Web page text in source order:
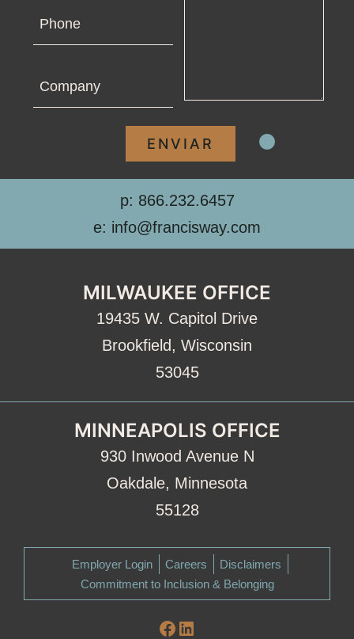
p: 866.232.6457
e: info@francisway.com
MILWAUKEE OFFICE
19435 W. Capitol Drive
Brookfield, Wisconsin
53045
MINNEAPOLIS OFFICE
930 Inwood Avenue N
Oakdale, Minnesota
55128
Employer Login Careers
Disclaimers
Commitment to Inclusion & Belonging
Facebook
LinkedIn